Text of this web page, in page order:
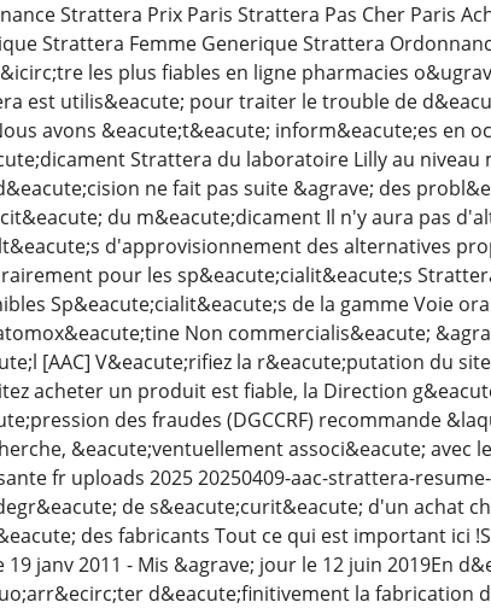
Strattera Prix Paris Strattera Pas Cher Paris
Strattera Femme Generique Strattera
les plus fiables en ligne pharmacies
est utilis&eacute; pour traiter le trouble de
avons &eacute;t&eacute; inform&eacute;es en
Strattera du laboratoire Lilly au
ne fait pas suite &agrave; des
du m&eacute;dicament Il n'y aura pas
d'approvisionnement des alternatives
pour les sp&eacute;cialit&eacute;s
Sp&eacute;cialit&eacute;s de la gamme Voie
Non commercialis&eacute;
[AAC] V&eacute;rifiez la r&eacute;putation du
acheter un produit est fiable, la Direction
des fraudes (DGCCRF) recommande
&eacute;ventuellement associ&eacute;
fr uploads 2025 20250409-aac-strattera-
de s&eacute;curit&eacute; d'un achat
des fabricants Tout ce qui est important ici
19 janv 2011 - Mis &agrave; jour le 12 juin 2019En
d&eacute;finitivement la fabrication